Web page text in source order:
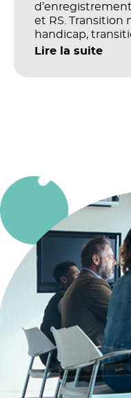
et RS. Transition
handicap,
impacts concrets
Lire la suite